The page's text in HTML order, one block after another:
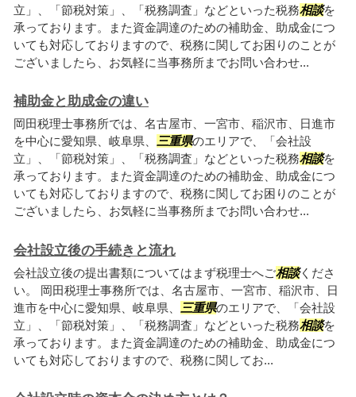
立」、「節税対策」、「税務調査」などといった税務相談を
承っております。また資金調達のための補助金、助成金につ
いても対応しておりますので、税務に関してお困りのことが
ございましたら、お気軽に当事務所までお問い合わせ...
補助金と助成金の違い
岡田税理士事務所では、名古屋市、一宮市、稲沢市、日進市
を中心に愛知県、岐阜県、
三重県のエリアで、「会社設
立」、「節税対策」、「税務調査」などといった税務相談を
承っております。また資金調達のための補助金、助成金につ
いても対応しておりますので、税務に関してお困りのことが
ございましたら、お気軽に当事務所までお問い合わせ...
会社設立後の手続きと流れ
会社設立後の提出書類についてはまず税理士へご相談くださ
い。 岡田税理士事務所では、名古屋市、一宮市、稲沢市、日
進市を中心に愛知県、岐阜県、
三重県のエリアで、「会社設
立」、「節税対策」、「税務調査」などといった税務相談を
承っております。また資金調達のための補助金、助成金につ
いても対応しておりますので、税務に関してお...